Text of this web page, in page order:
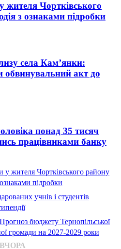
жителя Чортківського
з ознаками підробки
села Кам’янки:
обвинувальний акт до
понад 35 тисяч
працівниками банку
у жителя Чортківського району
підробки
учнів і студентів
бюджету Тернопільської
громади на 2027-2029 роки
ВЧОРА